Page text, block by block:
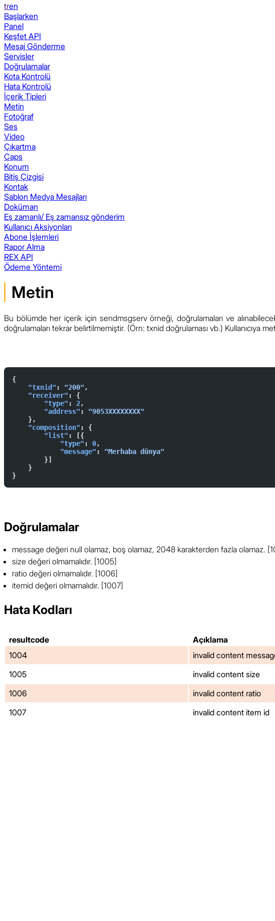
tren
Başlarken
Panel
Keşfet API
Mesaj Gönderme
Servisler
Doğrulamalar
Kota Kontrolü
Hata Kontrolü
İçerik Tipleri
Metin
Fotoğraf
Ses
Video
Çıkartma
Caps
Konum
Bitiş Çizgisi
Kontak
Şablon Medya Mesajları
Doküman
Eş zamanlı/ Eş zamansız gönderim
Kullanıcı Aksiyonları
Abone İşlemleri
Rapor Alma
REX API
Ödeme Yöntemi
Metin
Bu bölümde her içerik için sendmsgserv örneği, doğrulamaları ve
doğrulamaları tekrar belirtilmemiştir. (Örn: txnid doğrulaması vb.) Kullanıcıya
{
    "txnid"
: "200" ,
    "receiver"
: {
        "type"
: 2,
        "address"
: "9053XXXXXXXX"
    },
    "composition"
: {
        "list"
: [{
            "type"
: 0,
            "message"
: "Merhaba dünya"
        }]
    }
}
Doğrulamalar
message değeri null olamaz, boş olamaz, 2048 karakterden fazla olamaz.
size değeri olmamalıdır. [1005]
ratio değeri olmamalıdır. [1006]
itemid değeri olmamalıdır. [1007]
Hata Kodları
resultcode
Açıklama
1004
invalid content
1005
invalid content size
1006
invalid content ratio
1007
invalid content item id